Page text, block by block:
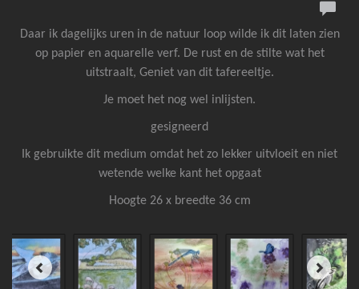
Daar ik dagelijks uren in de natuur loop wilde ik dit laten zien
op papier en aquarelle verf. De rust en de stilte wat het
uitstraalt, Geniet van dit tafereeltje.
Je moet het nog wel inlijsten.
gesigneerd
Ik gebruikte dit medium omdat het zo lekker uitvloeit en niet
wetende welke kant het opgaat
Hoogte 26 x breedte 36 cm